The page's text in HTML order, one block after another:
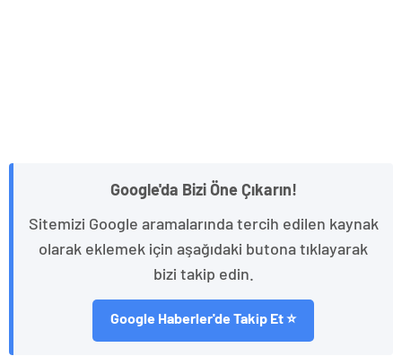
Google'da Bizi Öne Çıkarın!
Sitemizi Google aramalarında tercih edilen kaynak
olarak eklemek için aşağıdaki butona tıklayarak
bizi takip edin.
Google Haberler'de Takip Et ⭐